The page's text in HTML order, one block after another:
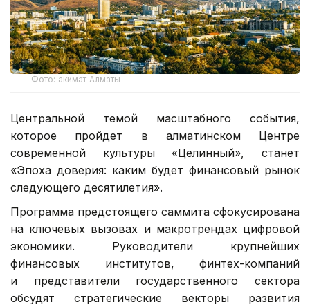
Фото: акимат Алматы
Центральной темой масштабного события,
которое пройдет в алматинском Центре
современной культуры «Целинный», станет
«Эпоха доверия: каким будет финансовый рынок
следующего десятилетия».
Программа предстоящего саммита сфокусирована
на ключевых вызовах и макротрендах цифровой
экономики. Руководители крупнейших
финансовых институтов, финтех-компаний
и представители государственного сектора
обсудят стратегические векторы развития